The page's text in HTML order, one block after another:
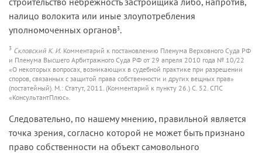
налицо волокита или иные злоупотребления
уполномоченных органов3.
3 Скловский К. И. Комментарий к постановлению Пленума Верховного Суда РФ
и Пленума Высшего Арбитражного Суда РФ от 29 апреля 2010 года № 10/22
«О некоторых вопросах, возникающих в судебной практике при разрешении
споров, связанных с защитой права собственности и других вещных прав»
(постатейный). М.: Статут, 2011. (Комментарий к пункту 26.) С. 52. СПС
«КонсультантПлюс».
Следовательно, по нашему мнению, правильной является
точка зрения, согласно которой не может быть признано
право собствен­ности на объект самовольного